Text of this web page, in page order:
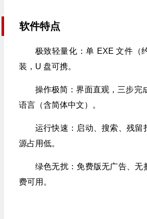
软件特点
极致轻量化：单 EXE 文件（
装，U 盘可携。
操作极简：界面直观，三步完
语言（含简体中文）。
运行快速：启动、搜索、残留
源占用低。
绿色无扰：免费版无广告、无
费可用。